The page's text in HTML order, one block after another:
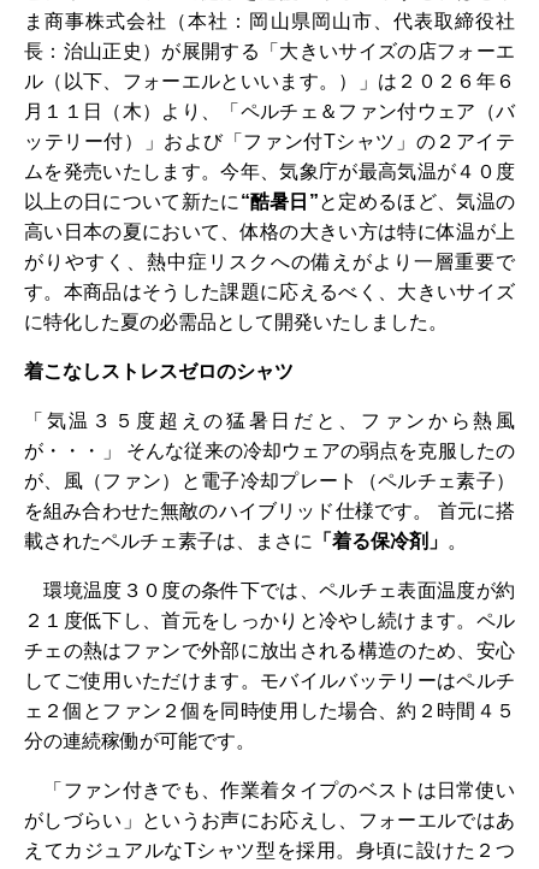
ま商事株式会社（本社：岡山県岡山市、代表取締役社
長：治山正史）が展開する「大きいサイズの店フォーエ
ル（以下、フォーエルといいます。）」は２０２６年６
月１１日（木）より、「ペルチェ＆ファン付ウェア（バ
ッテリー付）」および「ファン付Tシャツ」の２アイテ
ムを発売いたします。今年、気象庁が最高気温が４０度
以上の日について新たに “酷暑日”と定めるほど、気温の
高い日本の夏において、体格の大きい方は特に体温が上
がりやすく、熱中症リスクへの備えがより一層重要で
す。本商品はそうした課題に応えるべく、大きいサイズ
に特化した夏の必需品として開発いたしました。
着こなしストレスゼロのシャツ
「気温３５度超えの猛暑日だと、ファンから熱風
が・・・」 そんな従来の冷却ウェアの弱点を克服したの
が、風（ファン）と電子冷却プレート（ペルチェ素子）
を組み合わせた無敵のハイブリッド仕様です。 首元に搭
載されたペルチェ素子は、まさに
「着る保冷剤」 。
環境温度３０度の条件下では、ペルチェ表面温度が約
２１度低下し、首元をしっかりと冷やし続けます。ペル
チェの熱はファンで外部に放出される構造のため、安心
してご使用いただけます。モバイルバッテリーはペルチ
ェ２個とファン２個を同時使用した場合、約２時間４５
分の連続稼働が可能です。
「ファン付きでも、作業着タイプのベストは日常使い
がしづらい」というお声にお応えし、フォーエルではあ
えてカジュアルなTシャツ型を採用。身頃に設けた２つ